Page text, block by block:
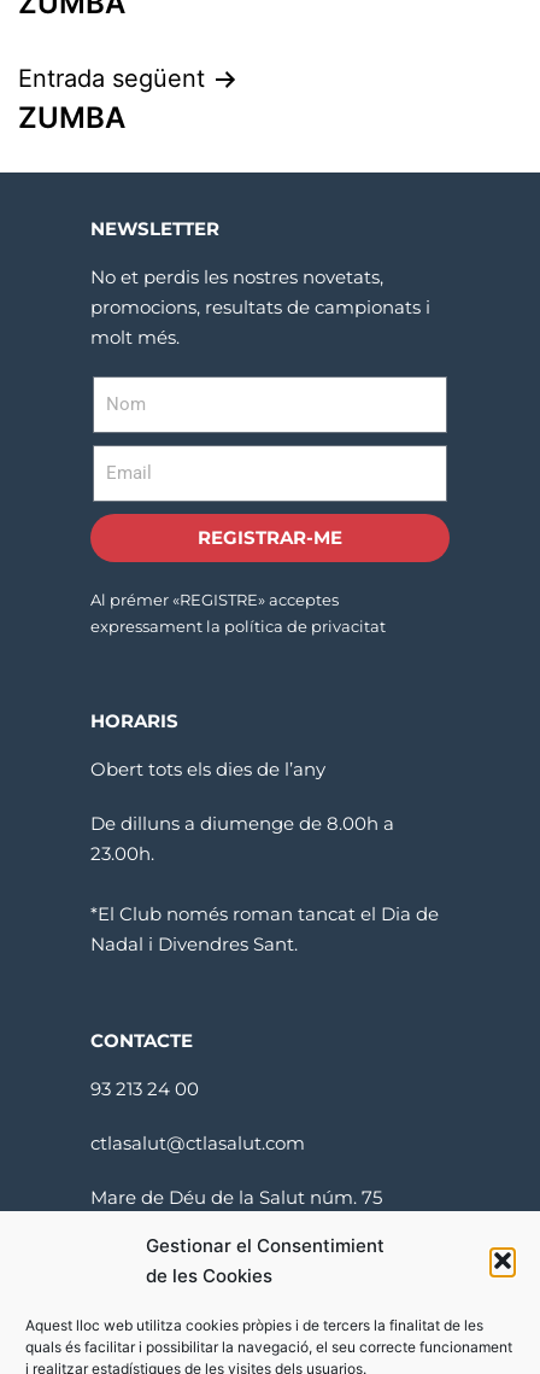
Gestionar el Consentimient
de les Cookies
Aquest lloc web utilitza cookies pròpies i de tercers la finalitat de les
quals és facilitar i possibilitar la navegació, el seu correcte funcionament
i realitzar estadístiques de les visites dels usuarios.
Entrada següent
ZUMBA
NEWSLETTER
No et perdis les nostres novetats,
promocions, resultats de campionats i
molt més.
REGISTRAR-ME
Al prémer «REGISTRE» acceptes
expressament la política de privacitat
HORARIS
Obert tots els dies de l’any
De dilluns a diumenge de 8.00h a
23.00h.
*El Club només roman tancat el Dia de
Nadal i Divendres Sant.
CONTACTE
93 213 24 00
ctlasalut@ctlasalut.com
Mare de Déu de la Salut núm. 75